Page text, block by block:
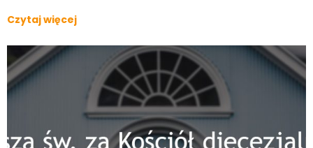
Czytaj więcej